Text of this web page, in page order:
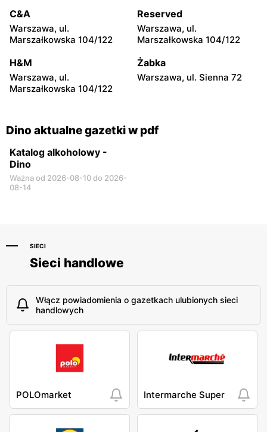
100a
Dino Dino
Dino
Niegów, ul. Handlowa 9
Dino
C&A
Warszawa, ul.
Marszałkowska 104/122
Reserved
Warszawa, ul.
Marszałkowska 104/122
H&M
Warszawa, ul.
Marszałkowska 104/122
Żabka
Warszawa, ul. Sienna 72
Dino aktualne gazetki w pdf
Katalog alkoholowy -
Dino
Ważna od 2026-08-10 do 2026-
08-14
SIECI
Sieci handlowe
Włącz powiadomienia o gazetkach ulubionych sieci
handlowych
POLOmarket Intermarche Super